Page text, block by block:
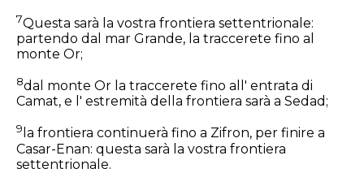
7Questa sarà la vostra frontiera settentrionale:
partendo dal mar Grande, la traccerete fino al
monte Or;
8dal monte Or la traccerete fino all' entrata di
Camat, e l' estremità della frontiera sarà a Sedad;
9 la frontiera continuerà fino a Zifron, per finire a
Casar-Enan: questa sarà la vostra frontiera
settentrionale.